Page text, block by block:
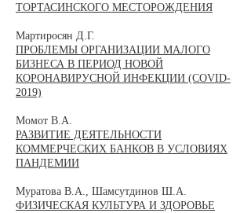
ТОРТАСИНСКОГО МЕСТОРОЖДЕНИЯ
Мартиросян Д.Г.
ПРОБЛЕМЫ ОРГАНИЗАЦИИ МАЛОГО
БИЗНЕСА В ПЕРИОД НОВОЙ
КОРОНАВИРУСНОЙ ИНФЕКЦИИ (COVID-
2019)
Момот В.А.
РАЗВИТИЕ ДЕЯТЕЛЬНОСТИ
КОММЕРЧЕСКИХ БАНКОВ В УСЛОВИЯХ
ПАНДЕМИИ
Муратова В.А., Шамсутдинов Ш.А.
ФИЗИЧЕСКАЯ КУЛЬТУРА И ЗДОРОВЬЕ